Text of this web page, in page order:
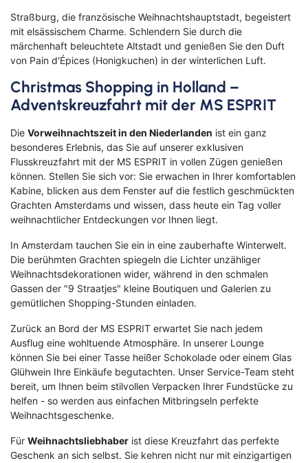
Straßburg, die französische Weihnachtshauptstadt, begeistert
mit elsässischem Charme. Schlendern Sie durch die
märchenhaft beleuchtete Altstadt und genießen Sie den Duft
von Pain d'Épices (Honigkuchen) in der winterlichen Luft.
Christmas Shopping in Holland –
Adventskreuzfahrt mit der MS ESPRIT
Die Vorweihnachtszeit in den Niederlanden ist ein ganz
besonderes Erlebnis, das Sie auf unserer exklusiven
Flusskreuzfahrt mit der MS ESPRIT in vollen Zügen genießen
können. Stellen Sie sich vor: Sie erwachen in Ihrer komfortablen
Kabine, blicken aus dem Fenster auf die festlich geschmückten
Grachten Amsterdams und wissen, dass heute ein Tag voller
weihnachtlicher Entdeckungen vor Ihnen liegt.
In Amsterdam tauchen Sie ein in eine zauberhafte Winterwelt.
Die berühmten Grachten spiegeln die Lichter unzähliger
Weihnachtsdekorationen wider, während in den schmalen
Gassen der "9 Straatjes" kleine Boutiquen und Galerien zu
gemütlichen Shopping-Stunden einladen.
Zurück an Bord der MS ESPRIT erwartet Sie nach jedem
Ausflug eine wohltuende Atmosphäre. In unserer Lounge
können Sie bei einer Tasse heißer Schokolade oder einem Glas
Glühwein Ihre Einkäufe begutachten. Unser Service-Team steht
bereit, um Ihnen beim stilvollen Verpacken Ihrer Fundstücke zu
helfen - so werden aus einfachen Mitbringseln perfekte
Weihnachtsgeschenke.
Für Weihnachtsliebhaber ist diese Kreuzfahrt das perfekte
Geschenk an sich selbst. Sie kehren nicht nur mit einzigartigen